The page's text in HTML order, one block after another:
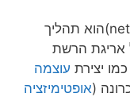
רישות (נטוורקינג – networking)הוא תהליך
אריגת הרשת
יצירת עוצמה
(אופטימיזציה